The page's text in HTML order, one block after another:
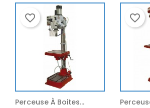
Perceuse À Boites...
favorite_border favorite_border